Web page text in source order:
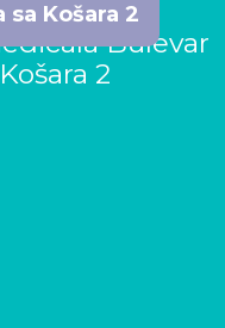
sa Košara 2